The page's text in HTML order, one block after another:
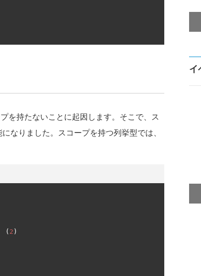
を持たないことに起因します。そこで、ス
なりました。スコープを持つ列挙型では、
( 2 )
イ